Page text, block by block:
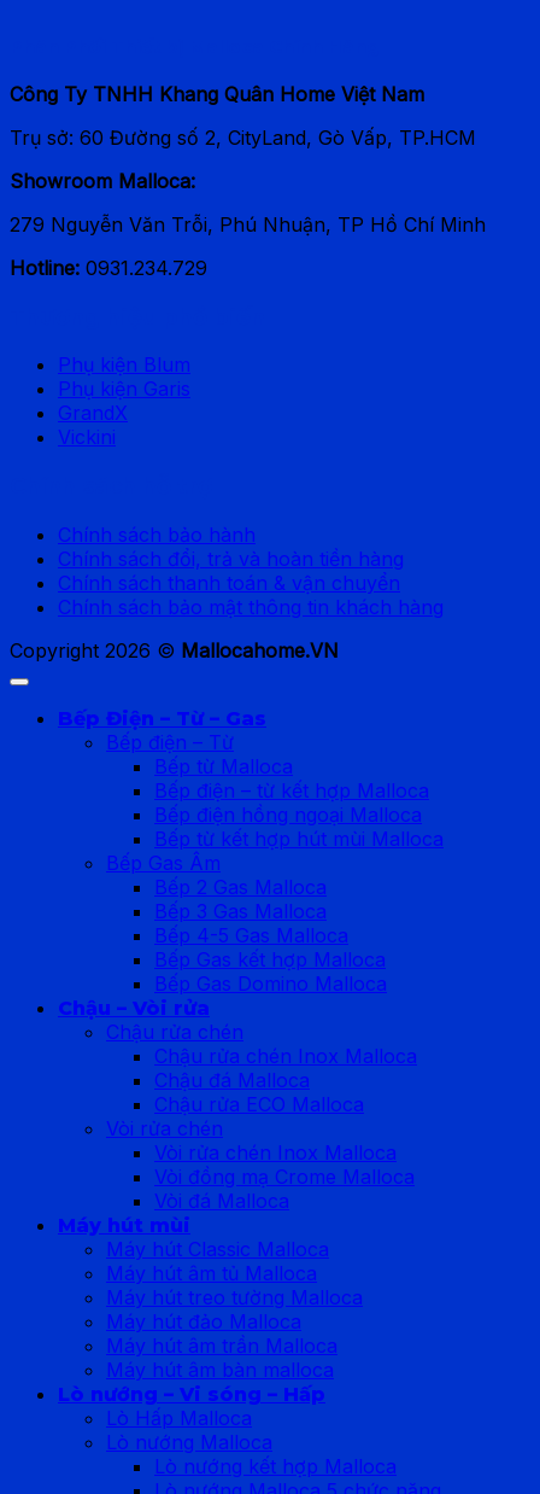
Công Ty TNHH Khang Quân Home Việt Nam
Trụ sở: 60 Đường số 2, CityLand, Gò Vấp, TP.HCM
Showroom Malloca:
279 Nguyễn Văn Trỗi, Phú Nhuận, TP Hồ Chí Minh
Hotline: 0931.234.729
Phụ kiện Blum
Phụ kiện Garis
GrandX
Vickini
Chính sách bảo hành
Chính sách đổi, trả và hoàn tiền hàng
Chính sách thanh toán & vận chuyển
Chính sách bảo mật thông tin khách hàng
Copyright 2026 © Mallocahome.VN
Bếp Điện – Từ – Gas
Bếp điện – Từ
Bếp từ Malloca
Bếp điện – từ kết hợp Malloca
Bếp điện hồng ngoại Malloca
Bếp từ kết hợp hút mùi Malloca
Bếp Gas Âm
Bếp 2 Gas Malloca
Bếp 3 Gas Malloca
Bếp 4-5 Gas Malloca
Bếp Gas kết hợp Malloca
Bếp Gas Domino Malloca
Chậu – Vòi rửa
Chậu rửa chén
Chậu rửa chén Inox Malloca
Chậu đá Malloca
Chậu rửa ECO Malloca
Vòi rửa chén
Vòi rửa chén Inox Malloca
Vòi đồng mạ Crome Malloca
Vòi đá Malloca
Máy hút mùi
Máy hút Classic Malloca
Máy hút âm tủ Malloca
Máy hút treo tường Malloca
Máy hút đảo Malloca
Máy hút âm trần Malloca
Máy hút âm bàn malloca
Lò nướng – Vi sóng – Hấp
Lò Hấp Malloca
Lò nướng Malloca
Lò nướng kết hợp Malloca